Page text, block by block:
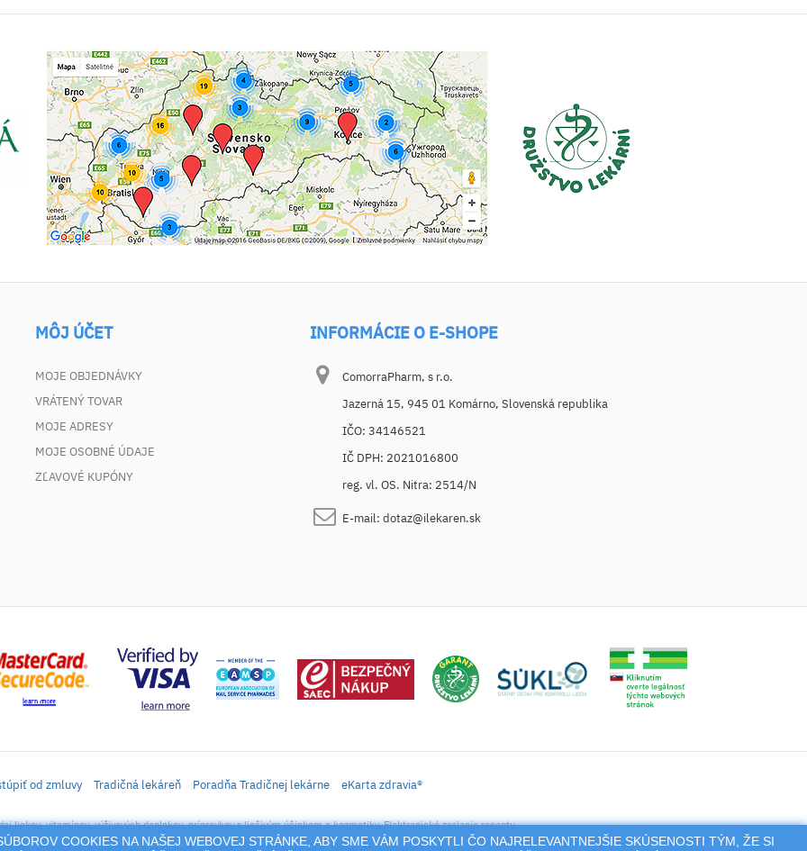
MÔJ ÚČET
MOJE OBJEDNÁVKY
VRÁTENÝ TOVAR
MOJE ADRESY
MOJE OSOBNÉ ÚDAJE
ZĽAVOVÉ KUPÓNY
INFORMÁCIE O E-SHOPE
ComorraPharm, s r.o.
Jazerná 15, 945 01 Komárno, Slovenská republika
IČO: 34146521
IČ DPH: 2021016800
reg. vl. OS. Nitra: 2514/N
E-mail: dotaz@ilekaren.sk
COOKIES NA NAŠEJ WEBOVEJ STRÁNKE, ABY SME VÁM POSKYTLI ČO NAJRELEVANTNEJŠIE SKÚSENOSTI TÝM, ŽE SI
od zmluvy Tradičná lekáreň Poradňa Tradičnej lekárne eKarta zdravia®
liekov, vitamínov, výživových doplnkov, prípravkov s liečivým účinkom a kozmetiky. Elektronické zaslanie receptu.
sa vzťahujú autorské práva a akákoľvek jeho reprodukcia (používanie, kopírovanie, šírenie a pod.),